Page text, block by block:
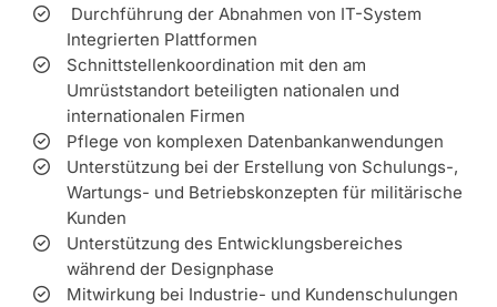
Durchführung der Abnahmen von IT-System
Integrierten Plattformen
Schnittstellenkoordination mit den am
Umrüststandort beteiligten nationalen und
internationalen Firmen
Pflege von komplexen Datenbankanwendungen
Unterstützung bei der Erstellung von Schulungs-,
Wartungs- und Betriebskonzepten für militärische
Kunden
Unterstützung des Entwicklungsbereiches
während der Designphase
Mitwirkung bei Industrie- und Kundenschulungen